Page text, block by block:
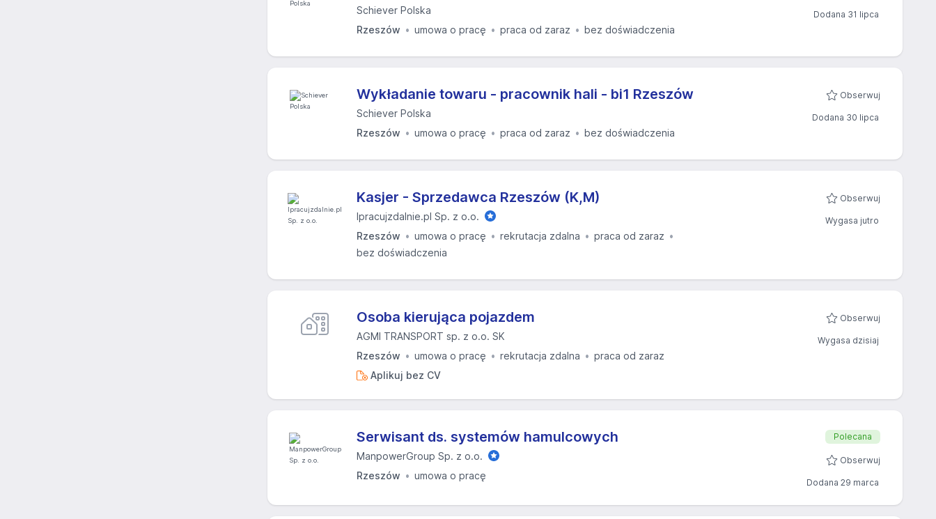
Schiever Polska
Rzeszów
umowa o pracę praca od zaraz bez doświadczenia
Dodana 31 lipca
Wykładanie towaru - pracownik hali - bi1 Rzeszów
Schiever Polska
Rzeszów
umowa o pracę praca od zaraz bez doświadczenia
Obserwuj
Dodana 30 lipca
Kasjer - Sprzedawca Rzeszów (K,M)
Ipracujzdalnie.pl Sp. z o.o.
Rzeszów
umowa o pracę rekrutacja zdalna
praca od zaraz
bez doświadczenia
Obserwuj
Wygasa jutro
Osoba kierująca pojazdem
AGMI TRANSPORT sp. z o.o. SK
Rzeszów
umowa o pracę rekrutacja zdalna
praca od zaraz
Aplikuj bez CV
Obserwuj
Wygasa dzisiaj
Serwisant ds. systemów hamulcowych
ManpowerGroup Sp. z o.o.
Rzeszów
umowa o pracę
Polecana
Obserwuj
Dodana 29 marca